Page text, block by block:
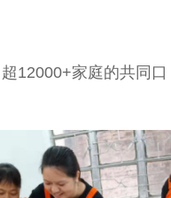
12000+家庭的共同口